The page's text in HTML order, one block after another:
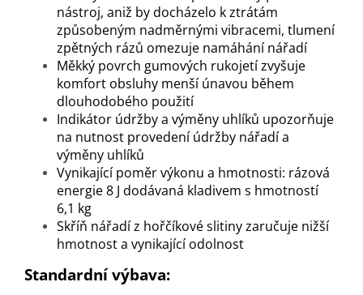
nástroj, aniž by docházelo k ztrátám
způsobeným nadměrnými vibracemi, tlumení
zpětných rázů omezuje namáhání nářadí
Měkký povrch gumových rukojetí zvyšuje
komfort obsluhy menší únavou během
dlouhodobého použití
Indikátor údržby a výměny uhlíků upozorňuje
na nutnost provedení údržby nářadí a
výměny uhlíků
Vynikající poměr výkonu a hmotnosti: rázová
energie 8 J dodávaná kladivem s hmotností
6,1 kg
Skříň nářadí z hořčíkové slitiny zaručuje nižší
hmotnost a vynikající odolnost
Standardní výbava: